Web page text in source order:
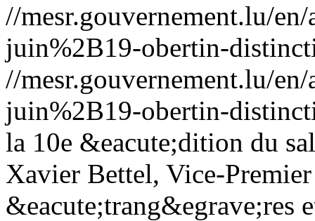
//mesr.gouvernement.lu/
juin%2B19-obertin-
//mesr.gouvernement.lu/
juin%2B19-obertin-
la 10e &eacute;dition du
Xavier Bettel, Vice-
&eacute;trang&egrave;res